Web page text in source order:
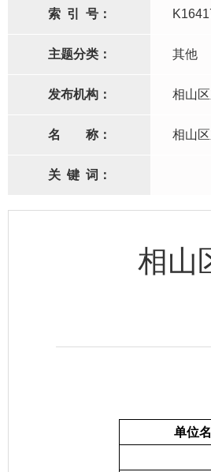
索 引 号：
主题分类： 其他
发布机构： 相山
名 称： 相山
关 键 词：
相山
单位